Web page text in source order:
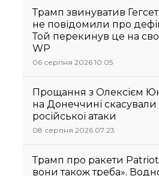
Трамп звинуватив
не повідомили про
Той перекинув це на
WP
06 серпня 2026 10:05
Прощання з Олексієм
на Донеччині скасували
російської атаки
08 серпня 2026 07:23
Трамп про ракети
вони також треба».